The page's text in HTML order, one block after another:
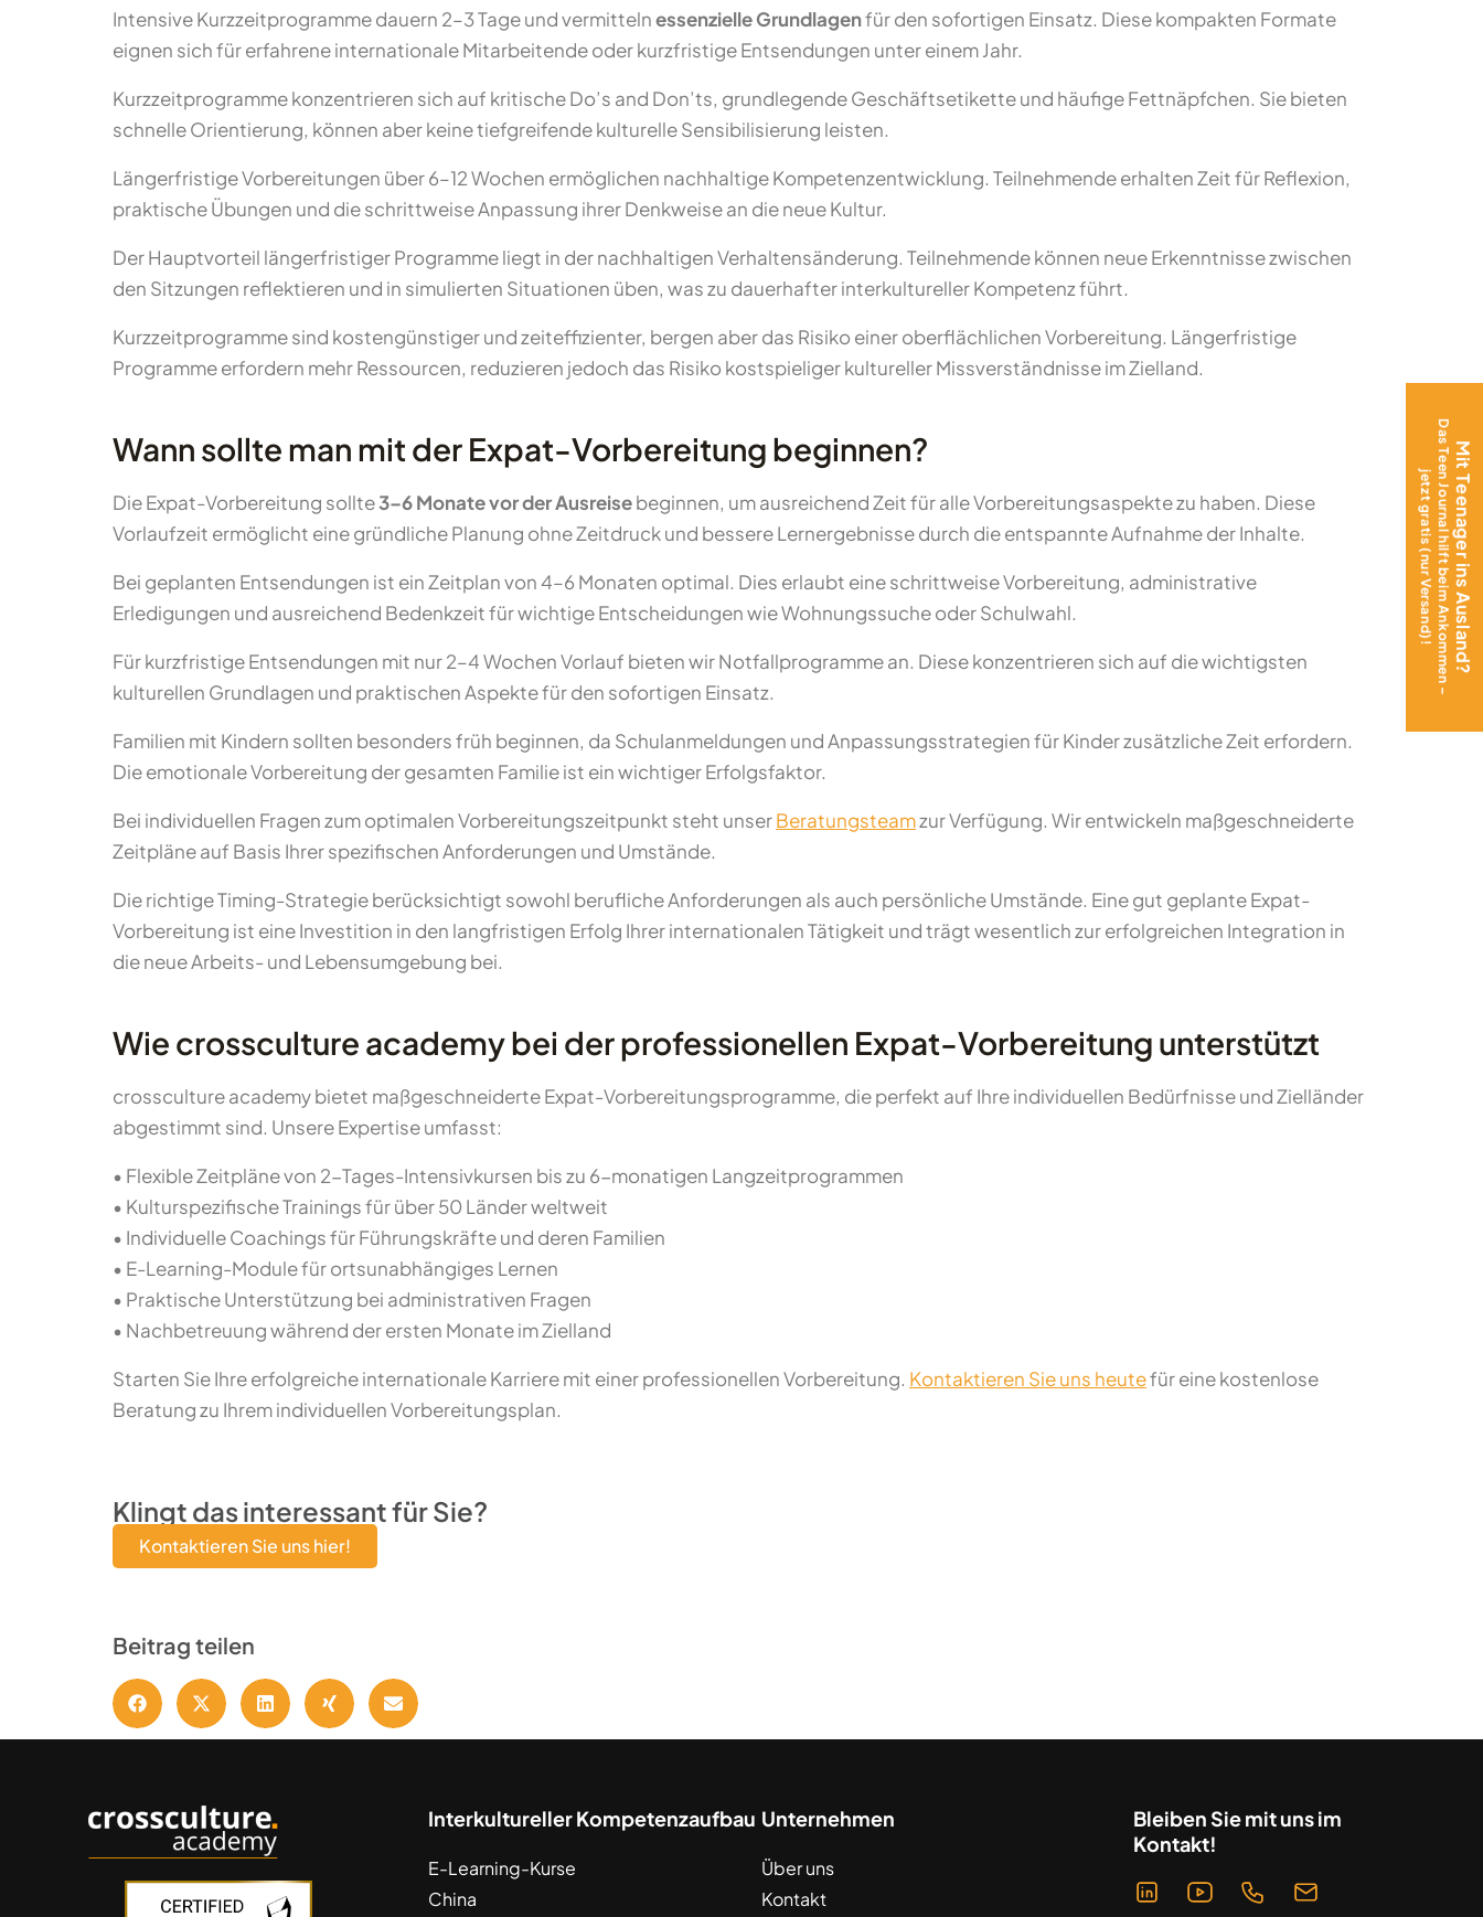
Intensive Kurzzeitprogramme dauern 2–3 Tage und vermittelnessenzielle Grundlagenfür den sofortigen Einsatz. Diese kompakten Formate
eignen sich für erfahrene internationale Mitarbeitende oder kurzfristige Entsendungen unter einem Jahr.
Kurzzeitprogramme konzentrieren sich auf kritische Do’s and Don’ts, grundlegende Geschäftsetikette und häufige Fettnäpfchen. Sie bieten
schnelle Orientierung, können aber keine tiefgreifende kulturelle Sensibilisierung leisten.
Längerfristige Vorbereitungen über 6–12 Wochen ermöglichen nachhaltige Kompetenzentwicklung. Teilnehmende erhalten Zeit für Reflexion,
praktische Übungen und die schrittweise Anpassung ihrer Denkweise an die neue Kultur.
Der Hauptvorteil längerfristiger Programme liegt in der nachhaltigen Verhaltensänderung. Teilnehmende können neue Erkenntnisse zwischen
den Sitzungen reflektieren und in simulierten Situationen üben, was zu dauerhafter interkultureller Kompetenz führt.
Kurzzeitprogramme sind kostengünstiger und zeiteffizienter, bergen aber das Risiko einer oberflächlichen Vorbereitung. Längerfristige
Programme erfordern mehr Ressourcen, reduzieren jedoch das Risiko kostspieliger kultureller Missverständnisse im Zielland.
Wann sollte man mit der Expat-Vorbereitung beginnen?
Die Expat-Vorbereitung sollte3–6 Monate vor der Ausreisebeginnen, um ausreichend Zeit für alle Vorbereitungsaspekte zu haben. Diese
Vorlaufzeit ermöglicht eine gründliche Planung ohne Zeitdruck und bessere Lernergebnisse durch die entspannte Aufnahme der Inhalte.
Bei geplanten Entsendungen ist ein Zeitplan von 4–6 Monaten optimal. Dies erlaubt eine schrittweise Vorbereitung, administrative
Erledigungen und ausreichend Bedenkzeit für wichtige Entscheidungen wie Wohnungssuche oder Schulwahl.
Für kurzfristige Entsendungen mit nur 2–4 Wochen Vorlauf bieten wir Notfallprogramme an. Diese konzentrieren sich auf die wichtigsten
kulturellen Grundlagen und praktischen Aspekte für den sofortigen Einsatz.
Familien mit Kindern sollten besonders früh beginnen, da Schulanmeldungen und Anpassungsstrategien für Kinder zusätzliche Zeit erfordern.
Die emotionale Vorbereitung der gesamten Familie ist ein wichtiger Erfolgsfaktor.
Bei individuellen Fragen zum optimalen Vorbereitungszeitpunkt steht unserBeratungsteamzur Verfügung. Wir entwickeln maßgeschneiderte
Zeitpläne auf Basis Ihrer spezifischen Anforderungen und Umstände.
Die richtige Timing-Strategie berücksichtigt sowohl berufliche Anforderungen als auch persönliche Umstände. Eine gut geplante Expat-
Vorbereitung ist eine Investition in den langfristigen Erfolg Ihrer internationalen Tätigkeit und trägt wesentlich zur erfolgreichen Integration in
die neue Arbeits- und Lebensumgebung bei.
Wie crossculture academy bei der professionellen Expat-Vorbereitung unterstützt
crossculture academy bietet maßgeschneiderte Expat-Vorbereitungsprogramme, die perfekt auf Ihre individuellen Bedürfnisse und Zielländer
abgestimmt sind. Unsere Expertise umfasst:
• Flexible Zeitpläne von 2-Tages-Intensivkursen bis zu 6-monatigen Langzeitprogrammen
• Kulturspezifische Trainings für über 50 Länder weltweit
• Individuelle Coachings für Führungskräfte und deren Familien
• E-Learning-Module für ortsunabhängiges Lernen
• Praktische Unterstützung bei administrativen Fragen
• Nachbetreuung während der ersten Monate im Zielland
Starten Sie Ihre erfolgreiche internationale Karriere mit einer professionellen Vorbereitung. Kontaktieren Sie uns heutefür eine kostenlose
Beratung zu Ihrem individuellen Vorbereitungsplan.
Klingt das interessant für Sie?
Kontaktieren Sie uns hier!
Beitrag teilen
Mit Teenager ins Ausland?
Das Teen Journal hilft beim Ankommen –
jetzt gratis (nur Versand)!
Interkultureller Kompetenzaufbau
E-Learning-Kurse
China
Unternehmen
Über uns
Kontakt
Bleiben Sie mit uns im
Kontakt!